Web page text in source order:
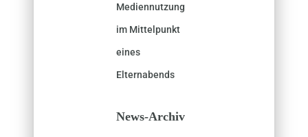
Mediennutzung
im Mittelpunkt
eines
Elternabends
News-Archiv